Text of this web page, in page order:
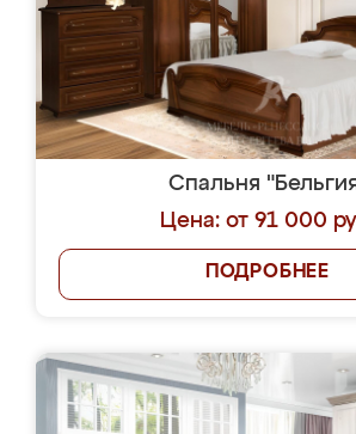
Спальня
Цена: от 91 000
ПОДРОБНЕЕ